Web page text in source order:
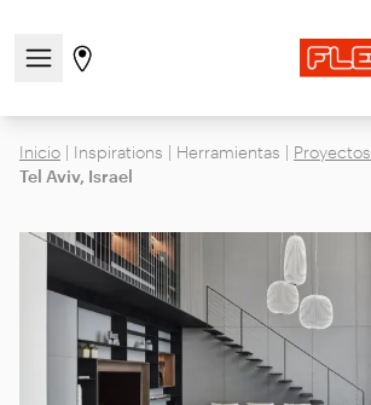
Abre/cierra el menú de navegación
Ir a la página de tiendas
Inicio | Inspirations | Herramientas | Proyectos
Tel Aviv, Israel